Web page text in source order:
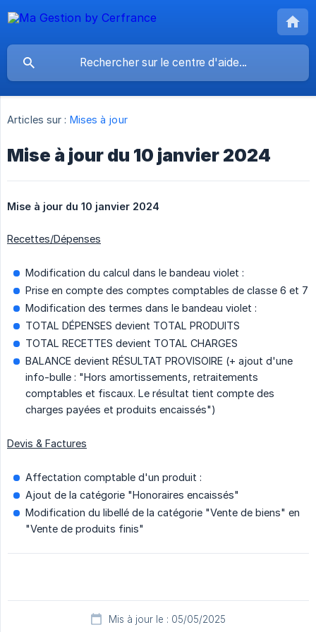
Articles sur : Mises à jour
Mise à jour du 10 janvier 2024
Mise à jour du 10 janvier 2024
Recettes/Dépenses
Modification du calcul dans le bandeau violet :
Prise en compte des comptes comptables de classe 6 et 7
Modification des termes dans le bandeau violet :
TOTAL DÉPENSES devient TOTAL PRODUITS
TOTAL RECETTES devient TOTAL CHARGES
BALANCE devient RÉSULTAT PROVISOIRE (+ ajout d'une
info-bulle : "Hors amortissements, retraitements
comptables et fiscaux. Le résultat tient compte des
charges payées et produits encaissés")
Devis & Factures
Affectation comptable d'un produit :
Ajout de la catégorie "Honoraires encaissés"
Modification du libellé de la catégorie "Vente de biens" en
"Vente de produits finis"
Mis à jour le : 05/05/2025